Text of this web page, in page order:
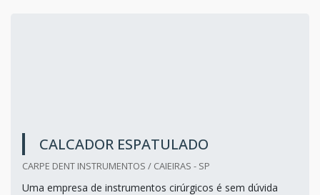
CALCADOR ESPATULADO
CARPE DENT INSTRUMENTOS / CAIEIRAS - SP
Uma empresa de instrumentos cirúrgicos é sem dúvida